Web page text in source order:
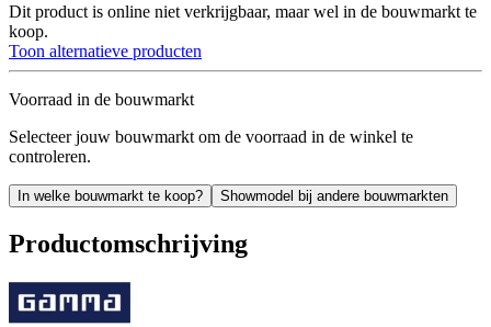
Dit product is online niet verkrijgbaar, maar wel in de bouwmarkt te
koop.
Toon alternatieve producten
Voorraad in de bouwmarkt
Selecteer jouw bouwmarkt om de voorraad in de winkel te
controleren.
In welke bouwmarkt te koop? Showmodel bij andere bouwmarkten
Productomschrijving